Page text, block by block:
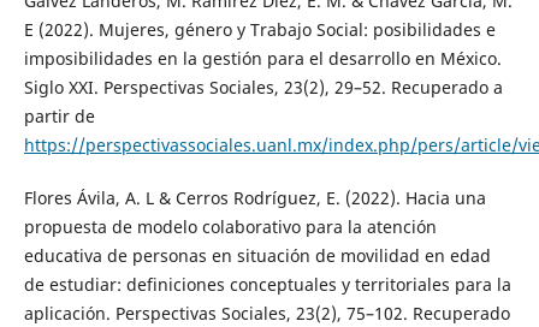
E (2022). Mujeres, género y Trabajo Social: posibilidades e
imposibilidades en la gestión para el desarrollo en México.
Siglo XXI. Perspectivas Sociales, 23(2), 29–52. Recuperado a
partir de
https://perspectivassociales.uanl.mx/index.php/pers/article/
Flores Ávila, A. L & Cerros Rodríguez, E. (2022). Hacia una
propuesta de modelo colaborativo para la atención
educativa de personas en situación de movilidad en edad
de estudiar: definiciones conceptuales y territoriales para la
aplicación. Perspectivas Sociales, 23(2), 75–102. Recuperado